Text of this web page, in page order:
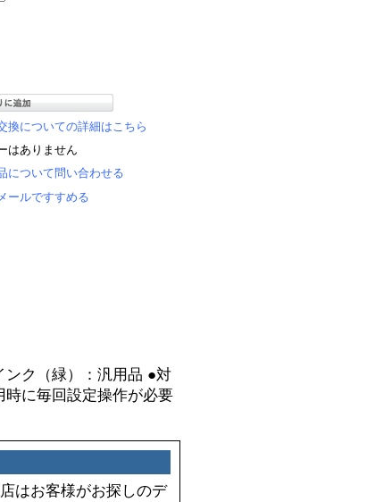
換についての詳細はこちら
はありません
について問い合わせる
ールですすめる
ンク（緑）：汎用品 ●対
に毎回設定操作が必要
はお客様がお探しのデ